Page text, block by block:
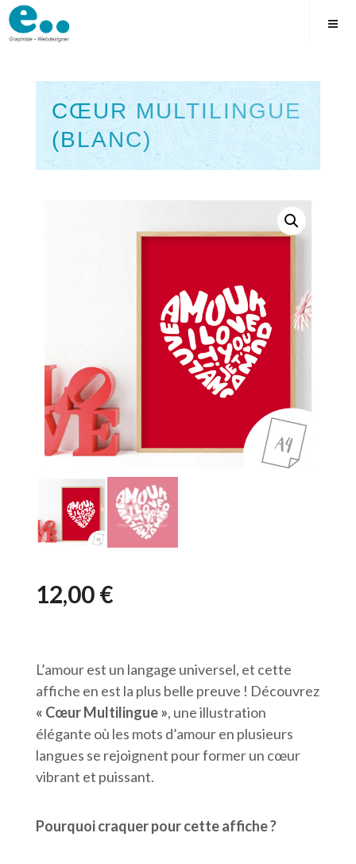
Skip
to
CŒUR MULTILINGUE
(BLANC)
12,00€
L’amour est un langage universel, et cette
affiche en est la plus belle preuve ! Découvrez
« Cœur Multilingue », une illustration
élégante où les mots d’amour en plusieurs
langues se rejoignent pour former un cœur
vibrant et puissant.
Pourquoi craquer pour cette affiche ?